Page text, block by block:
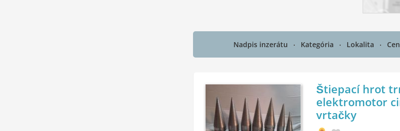
Nadpis inzerátu Kategória Lokalita
Štiepací hrot
elektromotor
vrtačky